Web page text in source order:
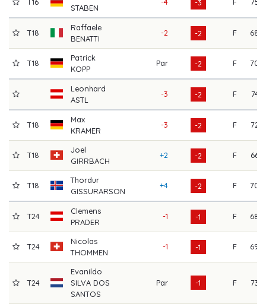
STABEN
-3
T18
Raffaele
BENATTI
-2 -2 F 68
T18
Patrick
KOPP
Par -2 F 70
Leonhard
ASTL
-3 -2 F 74
T18
Max
KRAMER
-3 -2 F 72
T18
Joel
GIRRBACH
+2 -2 F 66
T18
Thordur
GISSURARSON
+4 -2 F 70
T24
Clemens
PRADER
-1 -1 F 68
T24
Nicolas
THOMMEN
-1 -1 F 69
T24
Evanildo
SILVA DOS
SANTOS
Par -1 F 73